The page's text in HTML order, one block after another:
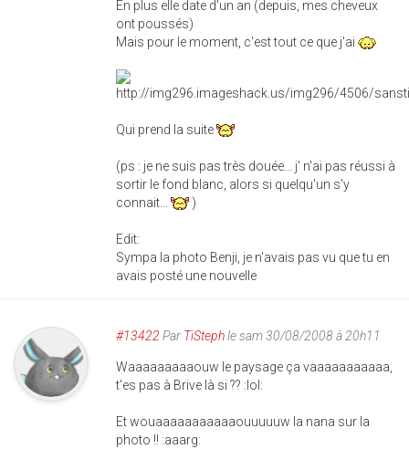
En plus elle date d'un an (depuis, mes cheveux
ont poussés)
Mais pour le moment, c'est tout ce que j'ai
Qui prend la suite
(ps : je ne suis pas très douée... j' n'ai pas réussi à
sortir le fond blanc, alors si quelqu'un s'y
connait...
)
Edit:
Sympa la photo Benji, je n'avais pas vu que tu en
avais posté une nouvelle
#13422 Par TiStephle sam 30/08/2008 à 20h11
Waaaaaaaaaouw le paysage ça vaaaaaaaaaaa,
t'es pas à Brive là si ?? :lol:
Et wouaaaaaaaaaaaouuuuuw la nana sur la
photo !! :aaarg: